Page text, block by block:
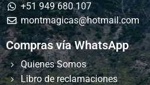
+51 949 680 107
montmagicas@hotmail.com
Compras vía WhatsApp
Quienes Somos
Libro de reclamaciones